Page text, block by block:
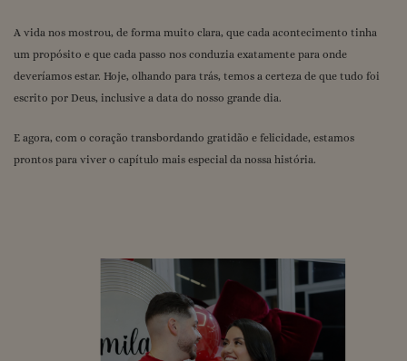
A vida nos mostrou, de forma muito clara, que cada acontecimento tinha
um propósito e que cada passo nos conduzia exatamente para onde
deveríamos estar. Hoje, olhando para trás, temos a certeza de que tudo foi
escrito por Deus, inclusive a data do nosso grande dia.
E agora, com o coração transbordando gratidão e felicidade, estamos
prontos para viver o capítulo mais especial da nossa história.